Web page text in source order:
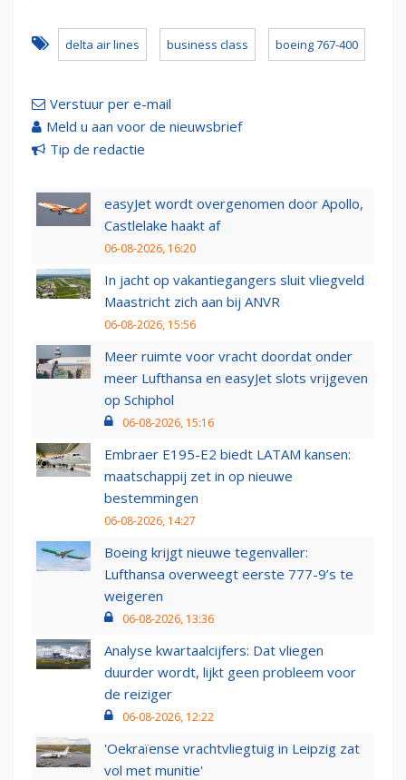
delta air lines business class boeing 767-400
Verstuur per e-mail
Meld u aan voor de nieuwsbrief
Tip de redactie
easyJet wordt overgenomen door Apollo,
Castlelake haakt af
06-08-2026, 16:20
In jacht op vakantiegangers sluit vliegveld
Maastricht zich aan bij ANVR
06-08-2026, 15:56
Meer ruimte voor vracht doordat onder
meer Lufthansa en easyJet slots vrijgeven
op Schiphol
06-08-2026, 15:16
Embraer E195-E2 biedt LATAM kansen:
maatschappij zet in op nieuwe
bestemmingen
06-08-2026, 14:27
Boeing krijgt nieuwe tegenvaller:
Lufthansa overweegt eerste 777-9’s te
weigeren
06-08-2026, 13:36
Analyse kwartaalcijfers: Dat vliegen
duurder wordt, lijkt geen probleem voor
de reiziger
06-08-2026, 12:22
'Oekraïense vrachtvliegtuig in Leipzig zat
vol met munitie'